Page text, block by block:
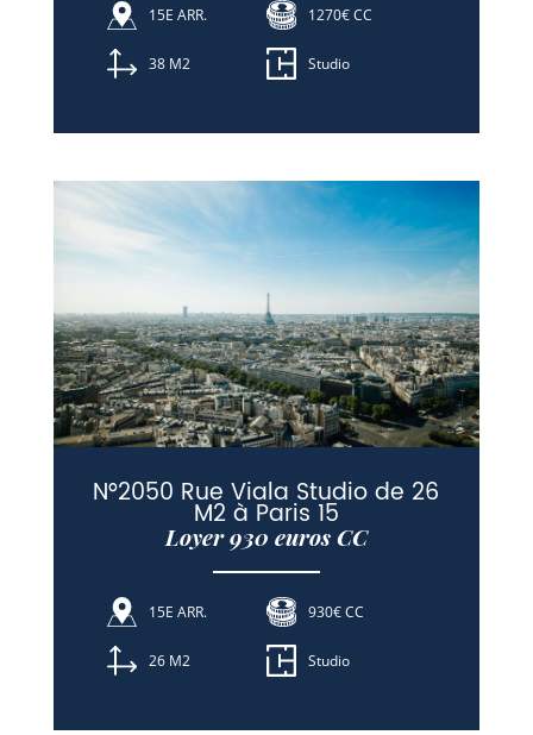
15E ARR. 1270€ CC
38 M2 Studio
N°2050 Rue Viala Studio de 26
M2 à Paris 15
Loyer 930 euros CC
15E ARR. 930€ CC
26 M2 Studio